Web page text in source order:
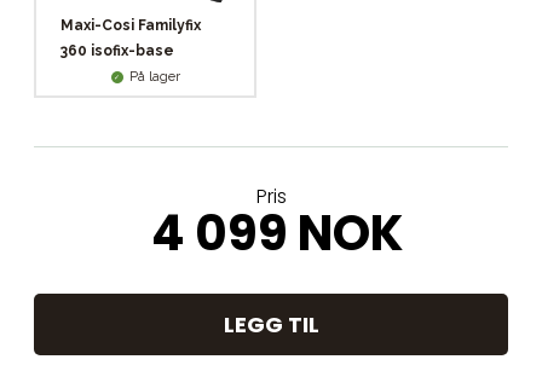
Maxi-Cosi Familyfix
360 isofix-base
På lager
Pris
4 099 NOK
LEGG TIL